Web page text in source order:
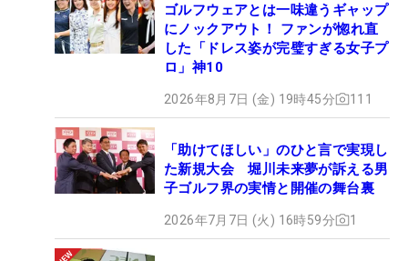
ゴルフウェアとは一味違うギャップ
にノックアウト！ ファンが惚れ直
した「ドレス姿が完璧すぎる女子プ
ロ」神10
2026年8月7日 (金) 19時45分 111
「助けてほしい」のひと言で実現し
た新規大会 堀川未来夢が訴える男
子ゴルフ界の実情と開催の舞台裏
2026年7月7日 (火) 16時59分 1